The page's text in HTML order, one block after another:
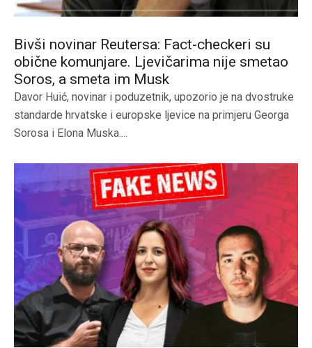
Bivši novinar Reutersa: Fact-checkeri su
obične komunjare. Ljevičarima nije smetao
Soros, a smeta im Musk
Davor Huić, novinar i poduzetnik, upozorio je na dvostruke
standarde hrvatske i europske ljevice na primjeru Georga
Sorosa i Elona Muska....